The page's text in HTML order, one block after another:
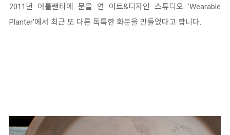
2011년 아틀랜타에 문을 연 아트&디자인 스튜디오 'Wearable
Planter'에서 최근 또 다른 독특한 화분을 만들었다고 합니다.